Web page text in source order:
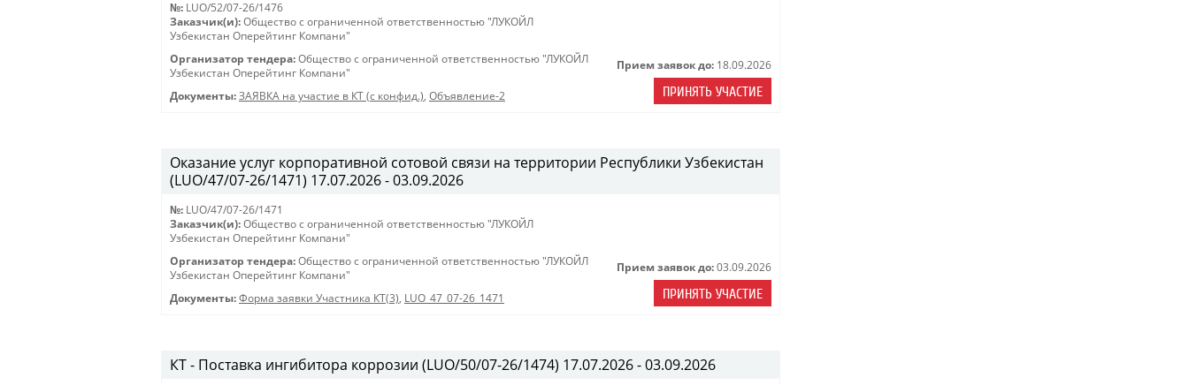
№: LUO/52/07-26/1476
Заказчик(и): Общество с ограниченной ответственностью "ЛУКОЙЛ
Узбекистан Оперейтинг Компани"
Организатор тендера: Общество с ограниченной ответственностью "ЛУКОЙЛ
Узбекистан Оперейтинг Компани"
Документы: ЗАЯВКА на участие в КТ (с конфид.), Объявление-2
Прием заявок до: 18.09.2026
ПРИНЯТЬ УЧАСТИЕ
Оказание услуг корпоративной сотовой связи на территории Республики Узбекистан
(LUO/47/07-26/1471) 17.07.2026 - 03.09.2026
№: LUO/47/07-26/1471
Заказчик(и): Общество с ограниченной ответственностью "ЛУКОЙЛ
Узбекистан Оперейтинг Компани"
Организатор тендера: Общество с ограниченной ответственностью "ЛУКОЙЛ
Узбекистан Оперейтинг Компани"
Документы: Форма заявки Участника КТ(3), LUO_47_07-26_1471
Прием заявок до: 03.09.2026
ПРИНЯТЬ УЧАСТИЕ
КТ - Поставка ингибитора коррозии (LUO/50/07-26/1474) 17.07.2026 - 03.09.2026